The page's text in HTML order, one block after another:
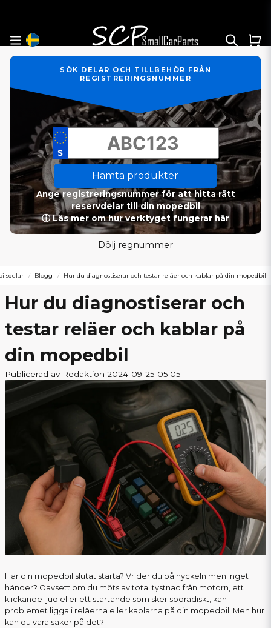
SÖK DELAR OCH TILLBEHÖR FRÅN
REGISTRERINGSNUMMER
Hämta produkter
Ange registreringsnummer för att hitta rätt
reservdelar till din mopedbil
ⓘ Läs mer om hur verktyget fungerar här
Dölj regnummer
Blogg Hur du diagnostiserar och testar reläer och kablar på din mopedbil
Hur du diagnostiserar och
testar reläer och kablar på
din mopedbil
Publicerad av Redaktion 2024-09-25 05:05
Har din mopedbil slutat starta? Vrider du på nyckeln men inget
händer? Oavsett om du möts av total tystnad från motorn, ett
klickande ljud eller ett startande som sker sporadiskt, kan
problemet ligga i reläerna eller kablarna på din mopedbil. Men hur
kan du vara säker på det?